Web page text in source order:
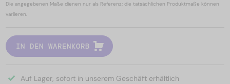
Die angegebenen Maße dienen nur als Referenz; die tatsächlichen Produktmaße können
variieren.
IN DEN WARENKORB
Auf Lager, sofort in unserem Geschäft erhältlich